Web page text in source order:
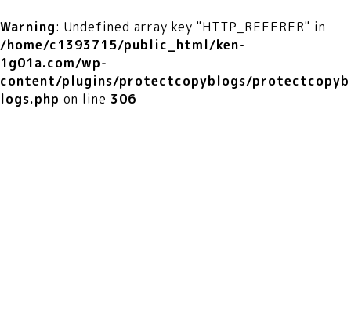
Warning: Undefined array key "HTTP_REFERER" in
/home/c1393715/public_html/ken-
1g01a.com/wp-
content/plugins/protectcopyblogs/protectcopyb
logs.php on line 306